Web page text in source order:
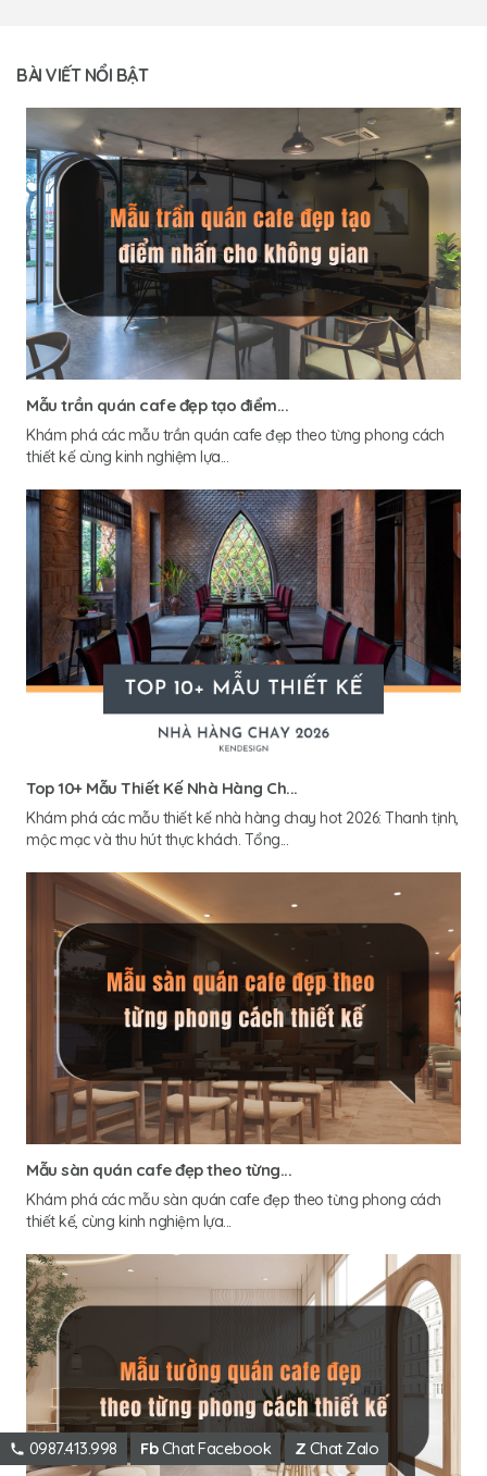
BÀI VIẾT NỔI BẬT
Mẫu trần quán cafe đẹp tạo điểm...
Khám phá các mẫu trần quán cafe đẹp theo từng phong cách
thiết kế cùng kinh nghiệm lựa...
Top 10+ Mẫu Thiết Kế Nhà Hàng Ch...
Khám phá các mẫu thiết kế nhà hàng chay hot 2026: Thanh tịnh,
mộc mạc và thu hút thực khách. Tổng...
Mẫu sàn quán cafe đẹp theo từng...
Khám phá các mẫu sàn quán cafe đẹp theo từng phong cách
thiết kế, cùng kinh nghiệm lựa...
0987.413.998 Fb Chat Facebook Z Chat Zalo